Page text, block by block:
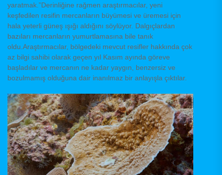
yaratmak.”Derinliğine rağmen araştırmacılar, yeni
keşfedilen resifin mercanların büyümesi ve üremesi için
hala yeterli güneş ışığı aldığını söylüyor. Dalgıçlardan
bazıları mercanların yumurtlamasına bile tanık
oldu.Araştırmacılar, bölgedeki mevcut resifler hakkında çok
az bilgi sahibi olarak geçen yıl Kasım ayında göreve
başladılar ve mercanın ne kadar yaygın, benzersiz ve
bozulmamış olduğuna dair inanılmaz bir anlayışla çıktılar.